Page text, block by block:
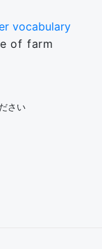
vocabulary
of farm
さい